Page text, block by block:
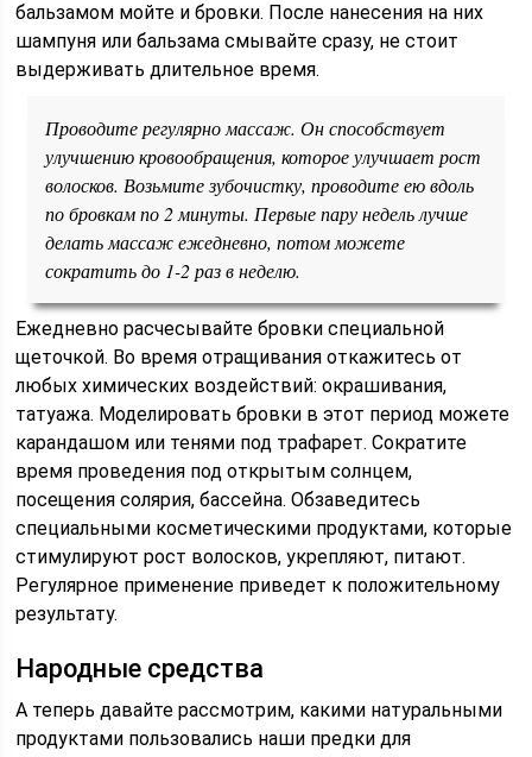
бальзамом мойте и бровки. После нанесения на них
шампуня или бальзама смывайте сразу, не стоит
выдерживать длительное время.
Проводите регулярно массаж. Он способствует
улучшению кровообращения, которое улучшает рост
волосков. Возьмите зубочистку, проводите ею вдоль
по бровкам по 2 минуты. Первые пару недель лучше
делать массаж ежедневно, потом можете
сократить до 1-2 раз в неделю.
Ежедневно расчесывайте бровки специальной
щеточкой. Во время отращивания откажитесь от
любых химических воздействий: окрашивания,
татуажа. Моделировать бровки в этот период можете
карандашом или тенями под трафарет. Сократите
время проведения под открытым солнцем,
посещения солярия, бассейна. Обзаведитесь
специальными косметическими продуктами, которые
стимулируют рост волосков, укрепляют, питают.
Регулярное применение приведет к положительному
результату.
Народные средства
А теперь давайте рассмотрим, какими натуральными
продуктами пользовались наши предки для